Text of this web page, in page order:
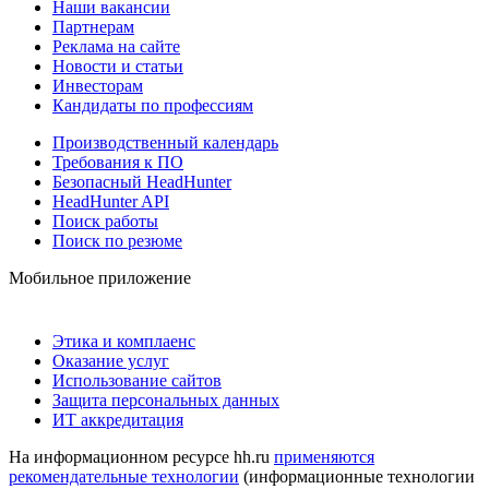
Наши вакансии
Партнерам
Реклама на сайте
Новости и статьи
Инвесторам
Кандидаты по профессиям
Производственный календарь
Требования к ПО
Безопасный HeadHunter
HeadHunter API
Поиск работы
Поиск по резюме
Мобильное приложение
Этика и комплаенс
Оказание услуг
Использование сайтов
Защита персональных данных
ИТ аккредитация
На информационном ресурсе hh.ru применяются
рекомендательные технологии (информационные технологии